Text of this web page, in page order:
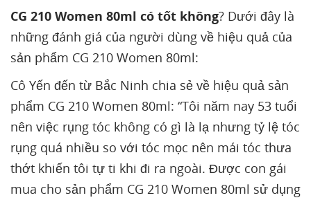
CG 210 Women 80ml có tốt không? Dưới đây là
những đánh giá của người dùng về hiệu quả của
sản phẩm CG 210 Women 80ml:
Cô Yến đến từ Bắc Ninh chia sẻ về hiệu quả sản
phẩm CG 210 Women 80ml: “Tôi năm nay 53 tuổi
nên việc rụng tóc không có gì là lạ nhưng tỷ lệ tóc
rụng quá nhiều so với tóc mọc nên mái tóc thưa
thớt khiến tôi tự ti khi đi ra ngoài. Được con gái
mua cho sản phẩm CG 210 Women 80ml sử dụng